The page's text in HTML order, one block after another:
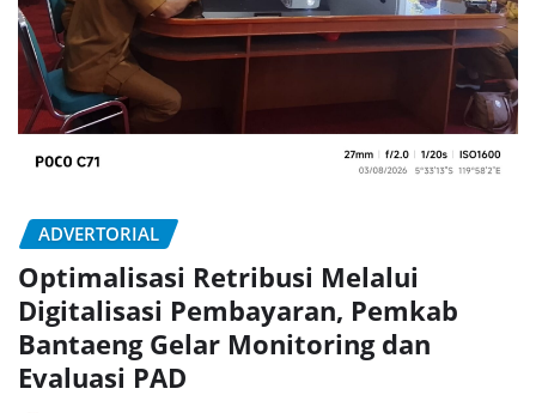
ADVERTORIAL
Optimalisasi Retribusi Melalui
Digitalisasi Pembayaran, Pemkab
Bantaeng Gelar Monitoring dan
Evaluasi PAD